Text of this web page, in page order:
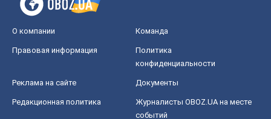
О компании Команда
Правовая информация
Политика
конфиденциальности
Реклама на сайте Документы
Редакционная политика
Журналисты OBOZ.UA на месте
событий